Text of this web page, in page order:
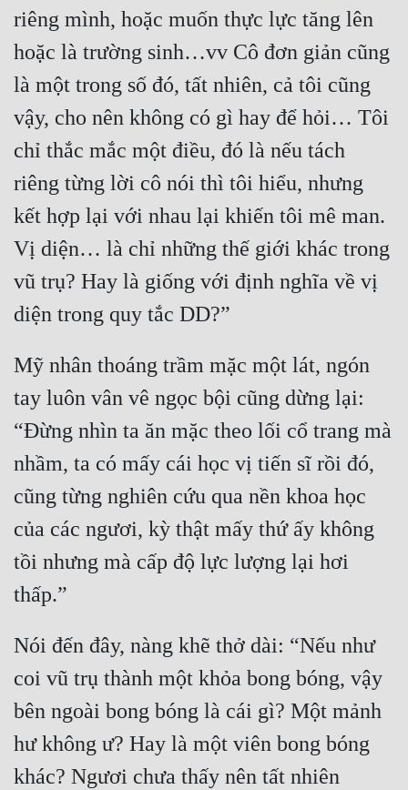
Làm Giàu
Lịch Sử
Mưu Mô
Mạt Thế
Mỹ Thực
Ngôn Tình
Phương Tây
Phản Phái
Quan Trường
Sảng Văn
Sắc
Sủng
Tiểu Thuyết
Trinh Thám
Triều Đấu
riêng mình, hoặc muốn thực lực tăng lên
hoặc là trường sinh…vv Cô đơn giản cũng
là một trong số đó, tất nhiên, cả tôi cũng
vậy, cho nên không có gì hay để hỏi… Tôi
chỉ thắc mắc một điều, đó là nếu tách
riêng từng lời cô nói thì tôi hiểu, nhưng
kết hợp lại với nhau lại khiến tôi mê man.
Vị diện… là chỉ những thế giới khác trong
vũ trụ? Hay là giống với định nghĩa về vị
Mỹ nhân thoáng trầm mặc một lát, ngón
tay luôn vân vê ngọc bội cũng dừng lại:
“Đừng nhìn ta ăn mặc theo lối cổ trang mà
nhầm, ta có mấy cái học vị tiến sĩ rồi đó,
cũng từng nghiên cứu qua nền khoa học
của các ngươi, kỳ thật mấy thứ ấy không
tồi nhưng mà cấp độ lực lượng lại hơi
Nói đến đây, nàng khẽ thở dài: “Nếu như
coi vũ trụ thành một khỏa bong bóng, vậy
bên ngoài bong bóng là cái gì? Một mảnh
hư không ư? Hay là một viên bong bóng
khác? Ngươi chưa thấy nên tất nhiên